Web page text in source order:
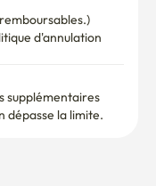
la limite.
nous ?